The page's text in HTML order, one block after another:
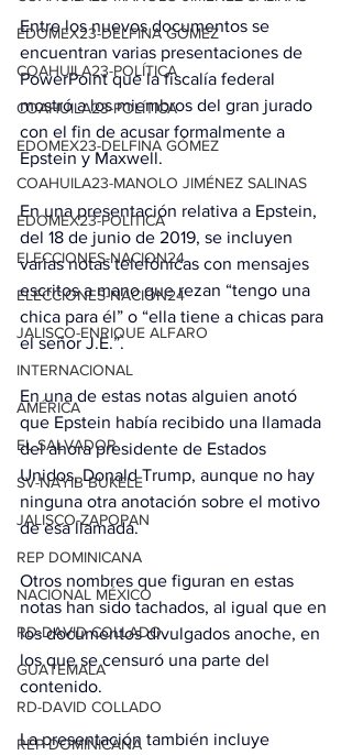
EDOMEX23-DELFINA GÓMEZ
COAHUILA23-POLÍTICA
COAHUILA23-POLÍTICA
EDOMEX23-DELFINA GÓMEZ
COAHUILA23-MANOLO JIMÉNEZ SALINAS
EDOMEX23-POLÍTICA
ELECCIONES-NACION24
ELECCIONES-NACION24
JALISCO-ENRIQUE ALFARO
INTERNACIONAL
AMÉRICA
EL SALVADOR
SV-NAYIB BUKELE
JALISCO-ZAPOPAN
REP DOMINICANA
NACIONAL MÉXICO
RD-DAVID COLLADO
GUATEMALA
RD-DAVID COLLADO
REP DOMINICANA
Entre los nuevos documentos se
encuentran varias presentaciones de
PowerPoint que la fiscalía federal
mostró a los miembros del gran jurado
con el fin de acusar formalmente a
Epstein y Maxwell.
En una presentación relativa a Epstein,
del 18 de junio de 2019, se incluyen
varias notas telefónicas con mensajes
escritos a mano que rezan “tengo una
chica para él” o “ella tiene a chicas para
el señor J.E.”.
En una de estas notas alguien anotó
que Epstein había recibido una llamada
del ahora presidente de Estados
Unidos, Donald Trump, aunque no hay
ninguna otra anotación sobre el motivo
de esa llamada.
Otros nombres que figuran en estas
notas han sido tachados, al igual que en
los documentos divulgados anoche, en
los que se censuró una parte del
contenido.
La presentación también incluye